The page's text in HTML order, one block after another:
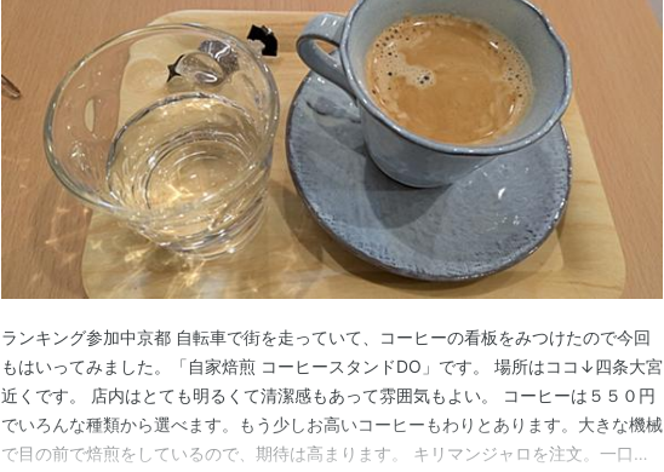
ランキング参加中京都 自転車で街を走っていて、コーヒーの看板をみつけたので今回
もはいってみました。「自家焙煎 コーヒースタンドDO」です。 場所はココ↓四条大宮
近くです。 店内はとても明るくて清潔感もあって雰囲気もよい。 コーヒーは５５０円
でいろんな種類から選べます。もう少しお高いコーヒーもわりとあります。大きな機械
で目の前で焙煎をしているので、期待は高まります。 キリマンジャロを注文。一口飲